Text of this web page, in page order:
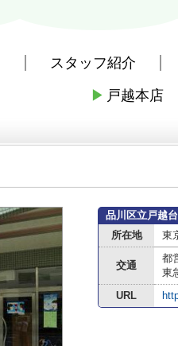
スタッフ紹介
▶ 戸越本店
品川区 > 品川区の中
品川区立戸越
所在地
東
交通
都
東
URL